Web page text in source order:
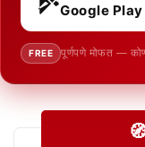
Google Play
FREE पूर्णपणे मोफत —